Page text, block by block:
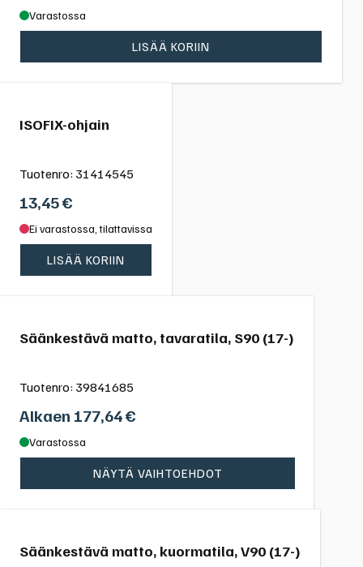
Varastossa
LISÄÄ KORIIN
ISOFIX-ohjain
Tuotenro: 31414545
13,45€
Ei varastossa, tilattavissa
LISÄÄ KORIIN
Säänkestävä matto, tavaratila, S90 (17-)
Tuotenro: 39841685
Alkaen 177,64€
Varastossa
NÄYTÄ VAIHTOEHDOT
Säänkestävä matto, kuormatila, V90 (17-)